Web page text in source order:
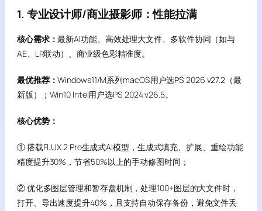
1. 专业设计师/商业摄影师：性能拉满
核心需求：最新AI功能、高效处理大文件、多软件协同（如与
AE、LR联动）、商业级色彩精准度。
最优推荐：Windows11/M系列macOS用户选PS 2026 v27.2（最
新版）；Win10 Intel用户选PS 2024 v26.5。
核心优势：
① 搭载FLUX.2 Pro生成式AI模型，生成式填充、扩展、重绘功能
精度提升30%，节省50%以上的手动修图时间；
② 优化多图层管理和暂存盘机制，处理100+图层的大文件时，
打开、导出速度提升40%，且支持自动保存备份，避免文件丢